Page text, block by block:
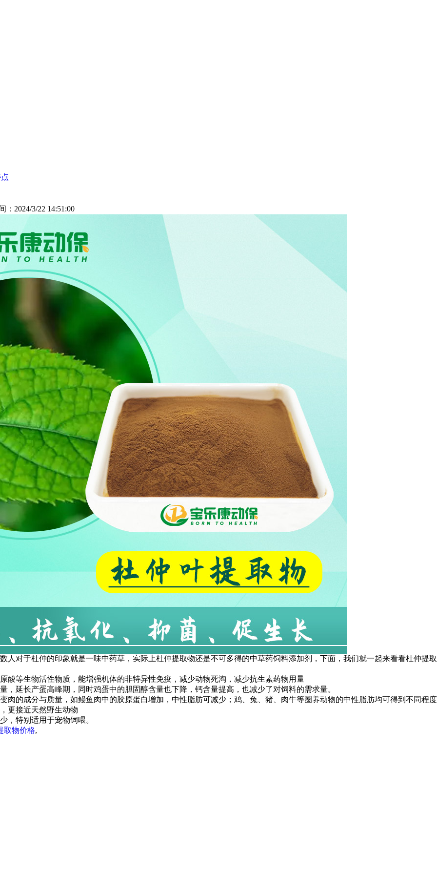
：2024/3/22 14:51:00
人对于杜仲的印象就是一味中药草，实际上杜仲提取物还是不可多得的中草药饲料添加剂，下面，我们就一起来看看杜仲提取
酸等生物活性物质，能增强机体的非特异性免疫，减少动物死淘，减少抗生素药物用量
延长产蛋高峰期，同时鸡蛋中的胆固醇含量也下降，钙含量提高，也减少了对饲料的需求量。
肉的成分与质量，如鳗鱼肉中的胶原蛋白增加，中性脂肪可减少；鸡、兔、猪、肉牛等圈养动物的中性脂肪均可得到不同程度
更接近天然野生动物
，特别适用于宠物饲喂。
取物价格,